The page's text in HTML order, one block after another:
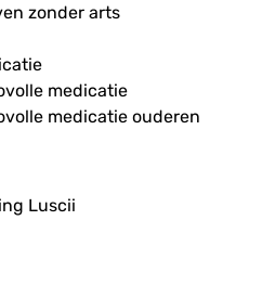
zonder arts
medicatie
medicatie ouderen
Luscii